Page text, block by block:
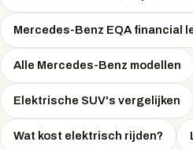
Mercedes-Benz EQA financial
Alle Mercedes-Benz modellen
Elektrische SUV's vergelijken
Wat kost elektrisch rijden?